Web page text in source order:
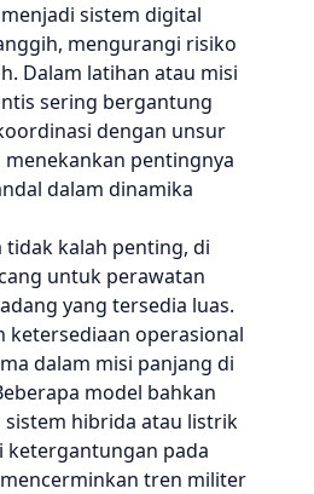
sistem digital
mengurangi risiko
Dalam latihan atau misi
sering bergantung
dengan unsur
pentingnya
dalam dinamika
kalah penting, di
untuk perawatan
yang tersedia luas.
ketersediaan operasional
dalam misi panjang di
model bahkan
hibrida atau listrik
pada
tren militer